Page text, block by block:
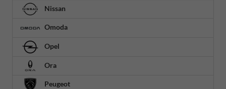
Nissan
Omoda
Opel
Ora
Peugeot